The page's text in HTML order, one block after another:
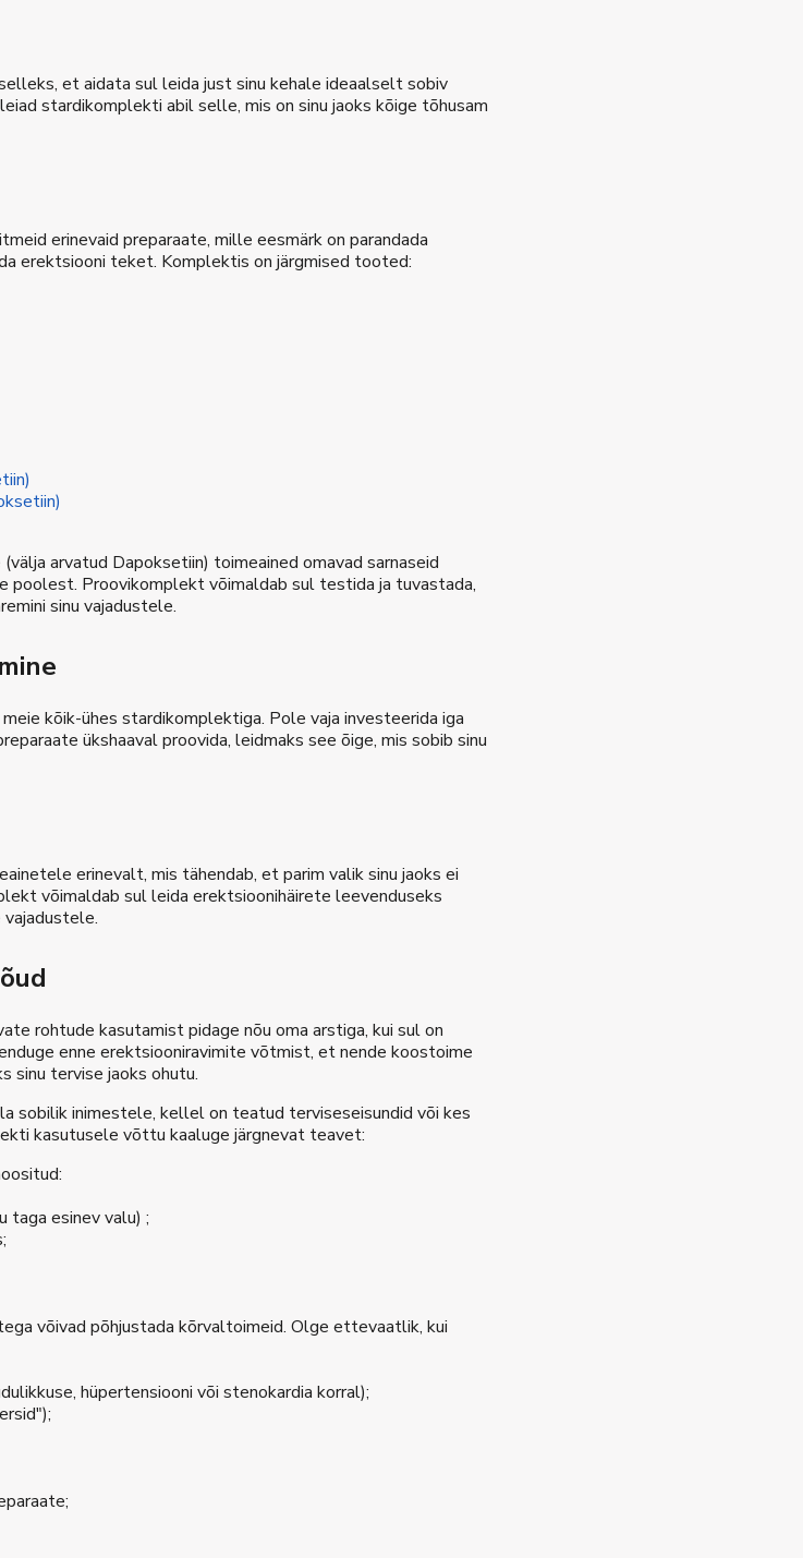
et aidata sul leida just sinu kehale ideaalselt sobiv
stardikomplekti abil selle, mis on sinu jaoks kõige tõhusam
erinevaid preparaate, mille eesmärk on parandada
erektsiooni teket. Komplektis on järgmised tooted:
arvatud Dapoksetiin) toimeained omavad sarnaseid
poolest. Proovikomplekt võimaldab sul testida ja tuvastada,
sinu vajadustele.
kõik-ühes stardikomplektiga. Pole vaja investeerida iga
ükshaaval proovida, leidmaks see õige, mis sobib sinu
erinevalt, mis tähendab, et parim valik sinu jaoks ei
võimaldab sul leida erektsioonihäirete leevenduseks
rohtude kasutamist pidage nõu oma arstiga, kui sul on
enne erektsiooniravimite võtmist, et nende koostoime
sinu tervise jaoks ohutu.
sobilik inimestele, kellel on teatud terviseseisundid või kes
kasutusele võttu kaaluge järgnevat teavet:
taga esinev valu) ;
võivad põhjustada kõrvaltoimeid. Olge ettevaatlik, kui
hüpertensiooni või stenokardia korral);